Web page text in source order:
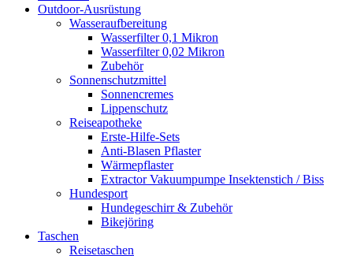
Outdoor-Ausrüstung
Wasseraufbereitung
Wasserfilter 0,1 Mikron
Wasserfilter 0,02 Mikron
Zubehör
Sonnenschutzmittel
Sonnencremes
Lippenschutz
Reiseapotheke
Erste-Hilfe-Sets
Anti-Blasen Pflaster
Wärmepflaster
Extractor Vakuumpumpe Insektenstich / Biss
Hundesport
Hundegeschirr & Zubehör
Bikejöring
Taschen
Reisetaschen